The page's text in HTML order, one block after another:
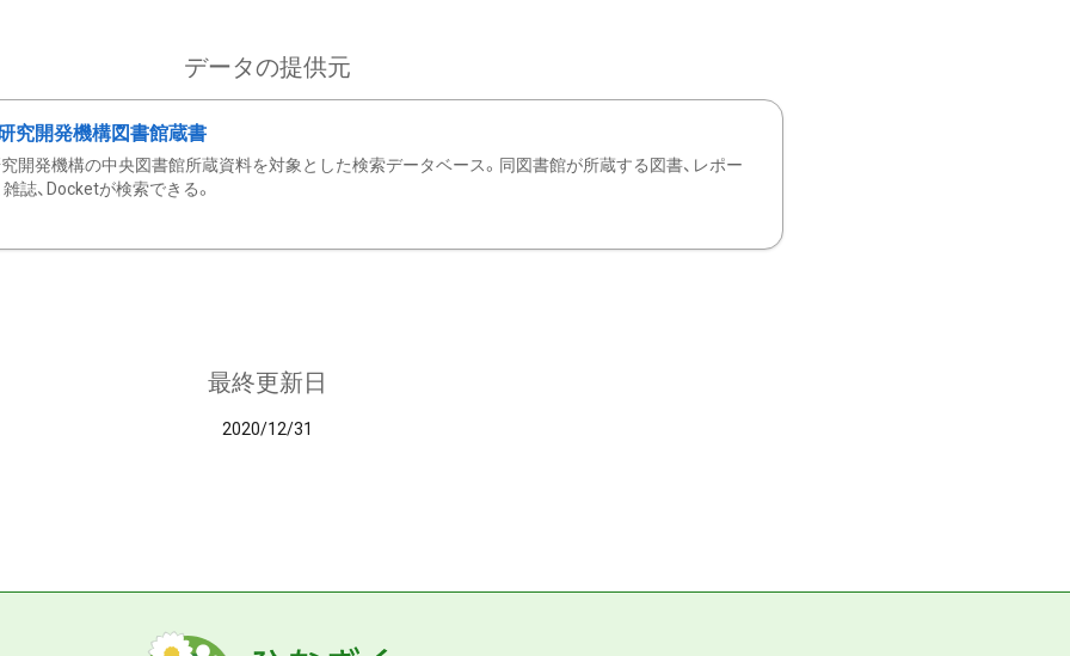
データの提供元
究開発機構図書館蔵書
開発機構の中央図書館所蔵資料を対象とした検索データベース。同図書館が所蔵する図書、レポー
雑誌、Docketが検索できる。
最終更新日
2020/12/31